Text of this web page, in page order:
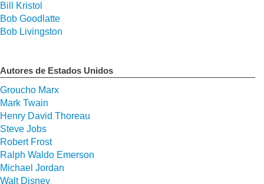
Bill Kristol
Bob Goodlatte
Bob Livingston
Autores de Estados Unidos
Groucho Marx
Mark Twain
Henry David Thoreau
Steve Jobs
Robert Frost
Ralph Waldo Emerson
Michael Jordan
Walt Disney